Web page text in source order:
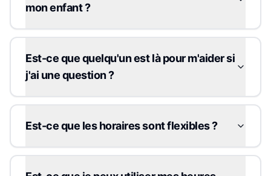
mon enfant ?
Est-ce que quelqu'un est là pour m'aider si
j'ai une question ?
Est-ce que les horaires sont flexibles ?